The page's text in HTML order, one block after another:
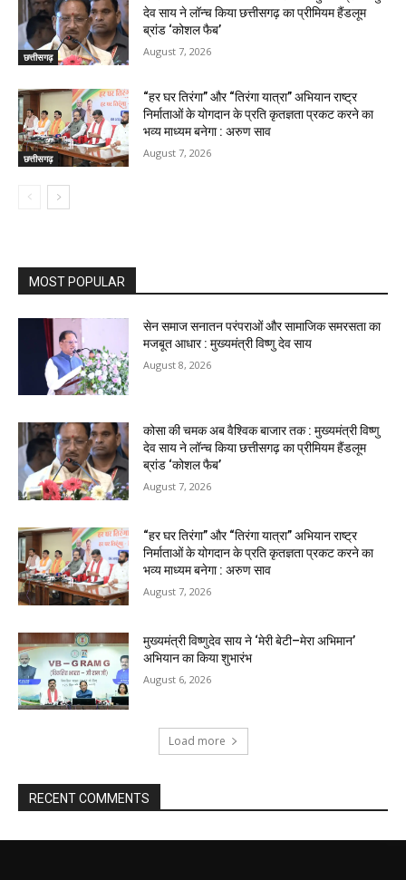
छत्तीसगढ़
देव साय ने लॉन्च किया छत्तीसगढ़ का प्रीमियम हैंडलूम
ब्रांड ‘कोशल फैब’
August 7, 2026
छत्तीसगढ़
“हर घर तिरंगा” और “तिरंगा यात्रा” अभियान राष्ट्र
निर्माताओं के योगदान के प्रति कृतज्ञता प्रकट करने का
भव्य माध्यम बनेगा : अरुण साव
August 7, 2026
MOST POPULAR
सेन समाज सनातन परंपराओं और सामाजिक समरसता का
मजबूत आधार : मुख्यमंत्री विष्णु देव साय
August 8, 2026
कोसा की चमक अब वैश्विक बाजार तक : मुख्यमंत्री विष्णु
देव साय ने लॉन्च किया छत्तीसगढ़ का प्रीमियम हैंडलूम
ब्रांड ‘कोशल फैब’
August 7, 2026
“हर घर तिरंगा” और “तिरंगा यात्रा” अभियान राष्ट्र
निर्माताओं के योगदान के प्रति कृतज्ञता प्रकट करने का
भव्य माध्यम बनेगा : अरुण साव
August 7, 2026
मुख्यमंत्री विष्णुदेव साय ने ‘मेरी बेटी–मेरा अभिमान’
अभियान का किया शुभारंभ
August 6, 2026
Load more
RECENT COMMENTS